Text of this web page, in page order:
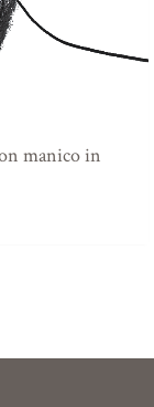
manico in